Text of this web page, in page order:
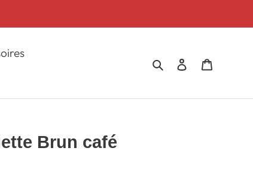
RechercherSe connecter
Brun café